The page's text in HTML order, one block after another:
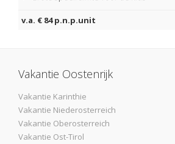
v.a. € 84 p.n.p.unit
Vakantie Oostenrijk
Vakantie Karinthie
Vakantie Niederosterreich
Vakantie Oberosterreich
Vakantie Ost-Tirol